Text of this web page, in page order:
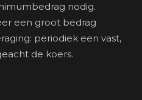
nodig.
een groot bedrag
periodiek een vast,
de koers.